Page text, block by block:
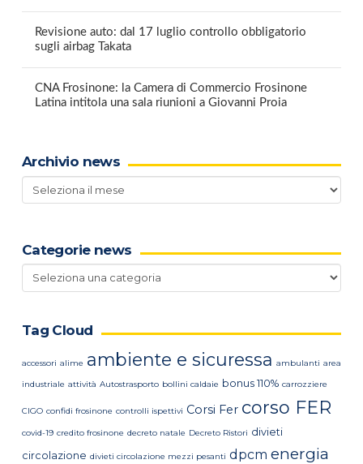
Revisione auto: dal 17 luglio controllo obbligatorio
sugli airbag Takata
CNA Frosinone: la Camera di Commercio Frosinone
Latina intitola una sala riunioni a Giovanni Proia
Archivio news
Archivio
news
Categorie news
Categorie
news
Tag Cloud
accessori alime ambiente e sicuressa ambulanti area
industriale attività Autostrasporto bollini caldaie bonus 110% carrozziere
CIGO confidi frosinone controlli ispettivi Corsi Fer corso FER
covid-19 credito frosinone decreto natale Decreto Ristori divieti
circolazione divieti circolazione mezzi pesanti dpcm energia